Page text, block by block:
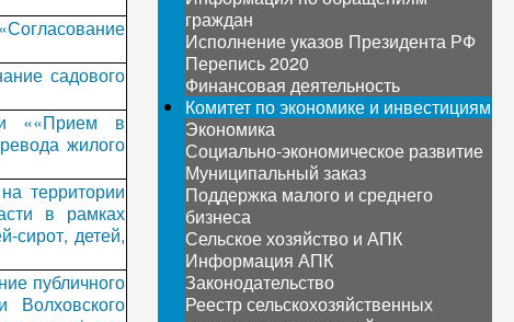
садового
««Прием в
жилого
территории
в рамках
сирот, детей,
публичного
граждан
Исполнение указов Президента РФ
Перепись 2020
Финансовая деятельность
Комитет по экономике и инвестициям
Экономика
Социально-экономическое развитие
Муниципальный заказ
Поддержка малого и среднего
бизнеса
Сельское хозяйство и АПК
Информация АПК
Законодательство
Реестр сельскохозяйственных